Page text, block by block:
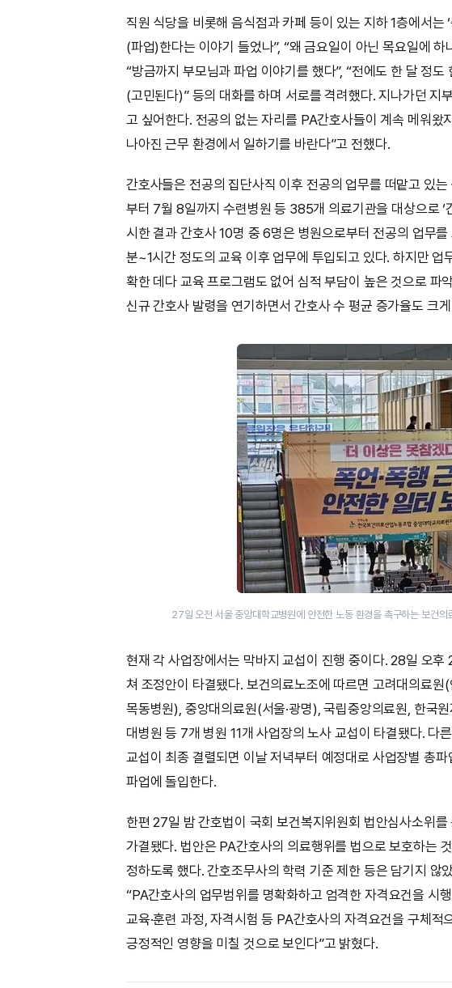
직원 식당을 비롯해 음식점과 카페 등이 있는 지하 1층에서는
(파업)한다는 이야기 들었나”, “왜 금요일이 아닌 목요일에
“방금까지 부모님과 파업 이야기를 했다”, “전에도 한 달 정도
(고민된다)” 등의 대화를 하며 서로를 격려했다. 지나가던 지
고 싶어한다. 전공의 없는 자리를 PA간호사들이 계속 메워왔
나아진 근무 환경에서 일하기를 바란다”고 전했다.
간호사들은 전공의 집단사직 이후 전공의 업무를 떠맡고 있
부터 7월 8일까지 수련병원 등 385개 의료기관을 대상으로 ‘
시한 결과 간호사 10명 중 6명은 병원으로부터 전공의 업무
분~1시간 정도의 교육 이후 업무에 투입되고 있다. 하지만 업
확한 데다 교육 프로그램도 없어 심적 부담이 높은 것으로 파
신규 간호사 발령을 연기하면서 간호사 수 평균 증가율도 크
27일 오전 서울 중앙대학교병원에 안전한 노동 환경을 촉구하는 보건
현재 각 사업장에서는 막바지 교섭이 진행 중이다. 28일 오후
쳐 조정안이 타결됐다. 보건의료노조에 따르면 고려대의료원(
목동병원), 중앙대의료원(서울·광명), 국립중앙의료원, 한국
대병원 등 7개 병원 11개 사업장의 노사 교섭이 타결됐다. 다
교섭이 최종 결렬되면 이날 저녁부터 예정대로 사업장별 총
파업에 돌입한다.
한편 27일 밤 간호법이 국회 보건복지위원회 법안심사소위
가결됐다. 법안은 PA간호사의 의료행위를 법으로 보호하는
정하도록 했다. 간호조무사의 학력 기준 제한 등은 담기지 않
“PA간호사의 업무범위를 명확화하고 엄격한 자격요건을 시
교육·훈련 과정, 자격시험 등 PA간호사의 자격요건을 구체적
긍정적인 영향을 미칠 것으로 보인다”고 밝혔다.